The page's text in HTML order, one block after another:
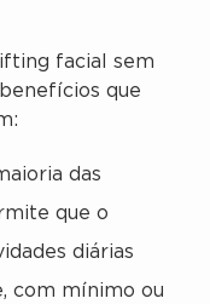
facial sem
que
das
que o
diárias
com mínimo ou